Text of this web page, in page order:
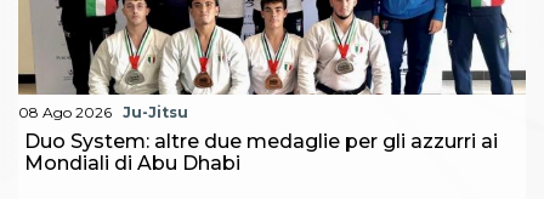
08 Ago 2026 Ju-Jitsu
Duo System: altre due medaglie per gli azzurri ai
Mondiali di Abu Dhabi